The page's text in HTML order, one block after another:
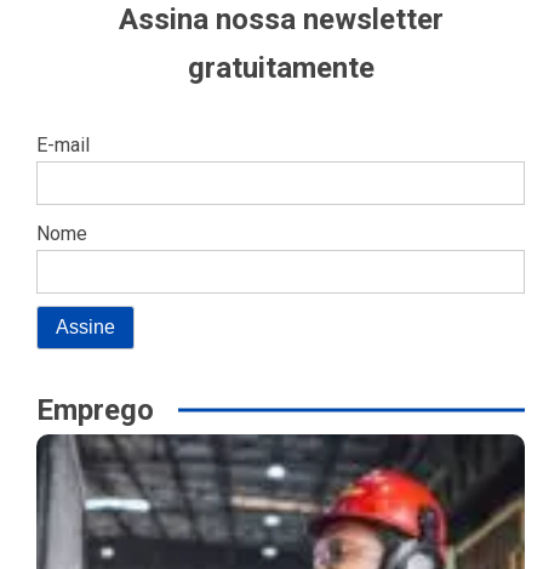
Assina nossa newsletter
gratuitamente
E-mail
Nome
Emprego